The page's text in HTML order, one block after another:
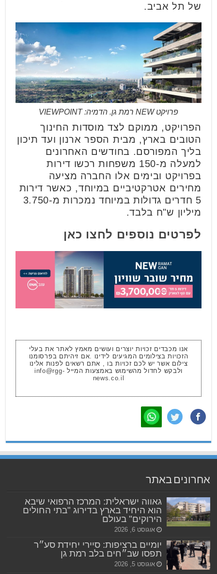
של תל אביב.
פרויקט NEW רמת גן. הדמיה: VIEWPOINT
הפרויקט, ממוקם לצד מוסדות החינוך
הטובים בארץ, מבית הספר ארנון ועד תיכון
בליך המפורסם. בחודשים האחרונים
למעלה מ-150 משפחות רכשו דירות
בפרויקט ובימים אלו החברה מציעה
מחירים אטרקטיביים במיוחד, כאשר דירות
5 חדרים גדולות במיוחד נמכרות מ-3.750
מיליון ש"ח בלבד.
לפרטים נוספים לחצו כאן
אנו מכבדים זכויות יוצרים ועושים מאמץ לאתר את בעלי
הזכויות בצילומים המגיעים לידינו .אם זיהיתם בפרסומנו
צילום אשר יש לכם זכויות בו , אתם רשאים לפנות אלינו
ולבקש לחדול מהשימוש באמצעות המייל info@rgg-
news.co.il
אחרונים באתר
גאווה ישראלית: המרכז הרפואי שיבא
הוא היחיד בארץ בדירוג "בתי החולים
הירוקים" בעולם
אוגוסט 6, 2026
יומיים ברציפות: סיירי יחידת סע״ר
תפסו שב״חים בלב רמת גן
אוגוסט 5, 2026